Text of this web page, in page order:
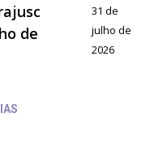
de
31 de
julho de
2026